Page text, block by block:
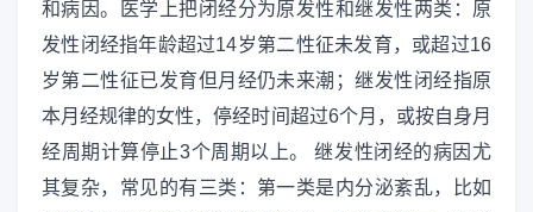
和病因。医学上把闭经分为原发性和继发性两类：原
发性闭经指年龄超过14岁第二性征未发育，或超过16
岁第二性征已发育但月经仍未来潮；继发性闭经指原
本月经规律的女性，停经时间超过6个月，或按自身月
经周期计算停止3个周期以上。 继发性闭经的病因尤
其复杂，常见的有三类：第一类是内分泌紊乱，比如